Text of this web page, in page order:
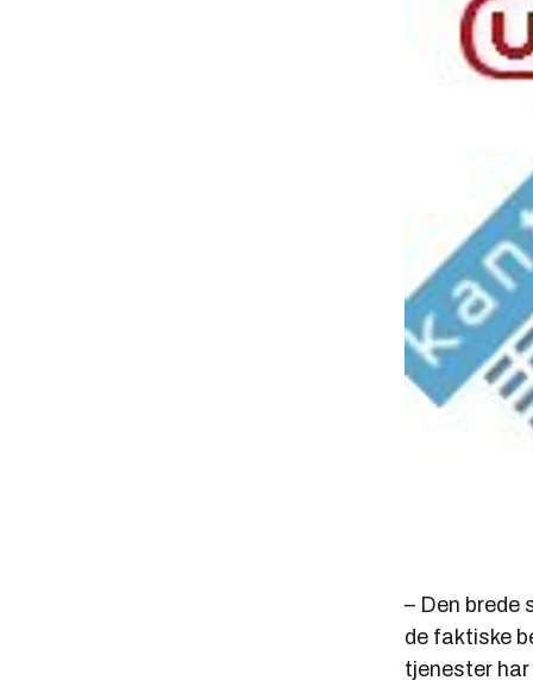
– Den brede
de faktiske
tjenester